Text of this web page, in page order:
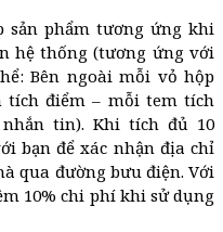
sản phẩm tương ứng khi
hệ thống (tương ứng với
Bên ngoài mỗi vỏ hộp
tích điểm – mỗi tem tích
tin). Khi tích đủ 10
bạn để xác nhận địa chỉ
qua đường bưu điện. Với
10% chi phí khi sử dụng